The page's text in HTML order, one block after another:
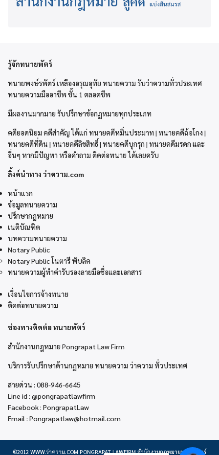
แบ่งสินสมรส
รู้จักทนายพัตร์
ทนายพงษ์รพัตร์ เหลืองอรุณอุทัย ทนายความ รับว่าความทั่วประเทศ
ทนายความมืออาชีพ ชั้น 1 ตลอดชีพ
มีผลงานมากมาย รับปรึกษาข้อกฏหมายทุกประเภท
คดียอดนิยม คดีสำคัญ ได้แก่ ทนายคดีหมิ่นประมาท | ทนายคดีฉ้อโกง |
ทนายคดีที่ดิน | ทนายคดีลิขสิทธิ์ | ทนายคดีบุกรุก | ทนายคดีมรดก และ
อื่นๆ หากมีปัญหา หรือคำถาม ติดต่อทนาย ได้เลยครับ
ลิ้งค์นำทาง ว่าความ.com
หน้าแรก
ข้อมูลทนายความ
ปรึกษากฎหมาย
เนติบัณฑิต
บทความทนายความ
Notary Public
Notary Public โนตารี พับลิค
ทนายความผู้ทำคำรับรองลายมือชื่อและเอกสาร
เงื่อนไขการจ้างทนาย
ติดต่อทนายความ
ช่องทางติดต่อ ทนายพัตร์
สำนักงานกฎหมาย Pongrapat Law Firm
บริการรับปรึกษาด้านกฏหมาย ทนายความ ว่าความ ทั่วประเทศ
สายด่วน : 088-946-6645
Line id : @pongrapatlawfirm
Facebook : PongrapatLaw
Email : Pongrapatlaw@hotmail.com
©2012 WWW.ว่าความ.COM PONGRAPAT LAWFIRM สำนักงานกฎหมายพงษ์รพัตร์